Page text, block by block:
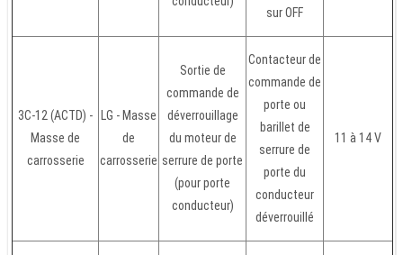
sur OFF
3C-12 (ACTD) -
Masse de
carrosserie
LG - Masse
de
carrosserie
Sortie de
commande de
déverrouillage
du moteur de
serrure de porte
(pour porte
conducteur)
Contacteur de
commande de
porte ou
barillet de
serrure de
porte du
conducteur
déverrouillé
11 à 14 V